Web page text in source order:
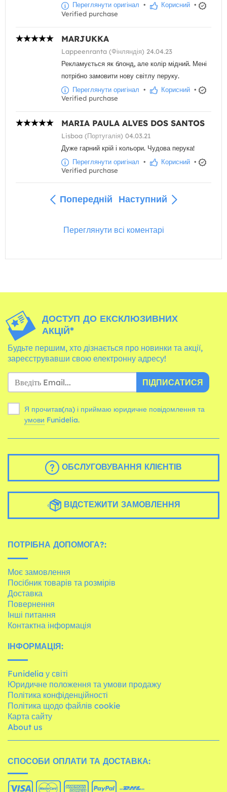
Переглянути оригінал • Корисний •
Verified purchase
MARJUKKA
Lappeenranta (Фінляндія) 24.04.23
Рекламується як блонд, але колір мідний. Мені
потрібно замовити нову світлу перуку.
Переглянути оригінал • Корисний •
Verified purchase
MARIA PAULA ALVES DOS SANTOS
Lisboa (Португалія) 04.03.21
Дуже гарний крій і кольори. Чудова перука!
Переглянути оригінал • Корисний •
Verified purchase
Попередній Наступний
Переглянути всі коментарі
ДОСТУП ДО ЕКСКЛЮЗИВНИХ
АКЦІЙ*
Будьте першим, хто дізнається про новинки та акції,
зареєструвавши свою електронну адресу!
ПІДПИСАТИСЯ
Я прочитав(ла) і приймаю юридичне повідомлення та
умови Funidelia.
ОБСЛУГОВУВАННЯ КЛІЄНТІВ
ВІДСТЕЖИТИ ЗАМОВЛЕННЯ
ПОТРІБНА ДОПОМОГА?:
Моє замовлення
Посібник товарів та розмірів
Доставка
Повернення
Інші питання
Контактна інформація
ІНФОРМАЦІЯ:
Funidelia у світі
Юридичне положення та умови продажу
Політика конфіденційності
Політика щодо файлів cookie
Карта сайту
About us
СПОСОБИ ОПЛАТИ ТА ДОСТАВКА: